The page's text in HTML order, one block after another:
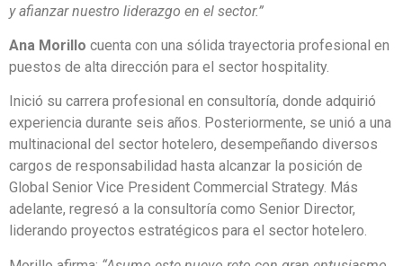
y afianzar nuestro liderazgo en el sector.”
Ana Morillo cuenta con una sólida trayectoria profesional en
puestos de alta dirección para el sector hospitality.
Inició su carrera profesional en consultoría, donde adquirió
experiencia durante seis años. Posteriormente, se unió a una
multinacional del sector hotelero, desempeñando diversos
cargos de responsabilidad hasta alcanzar la posición de
Global Senior Vice President Commercial Strategy. Más
adelante, regresó a la consultoría como Senior Director,
liderando proyectos estratégicos para el sector hotelero.